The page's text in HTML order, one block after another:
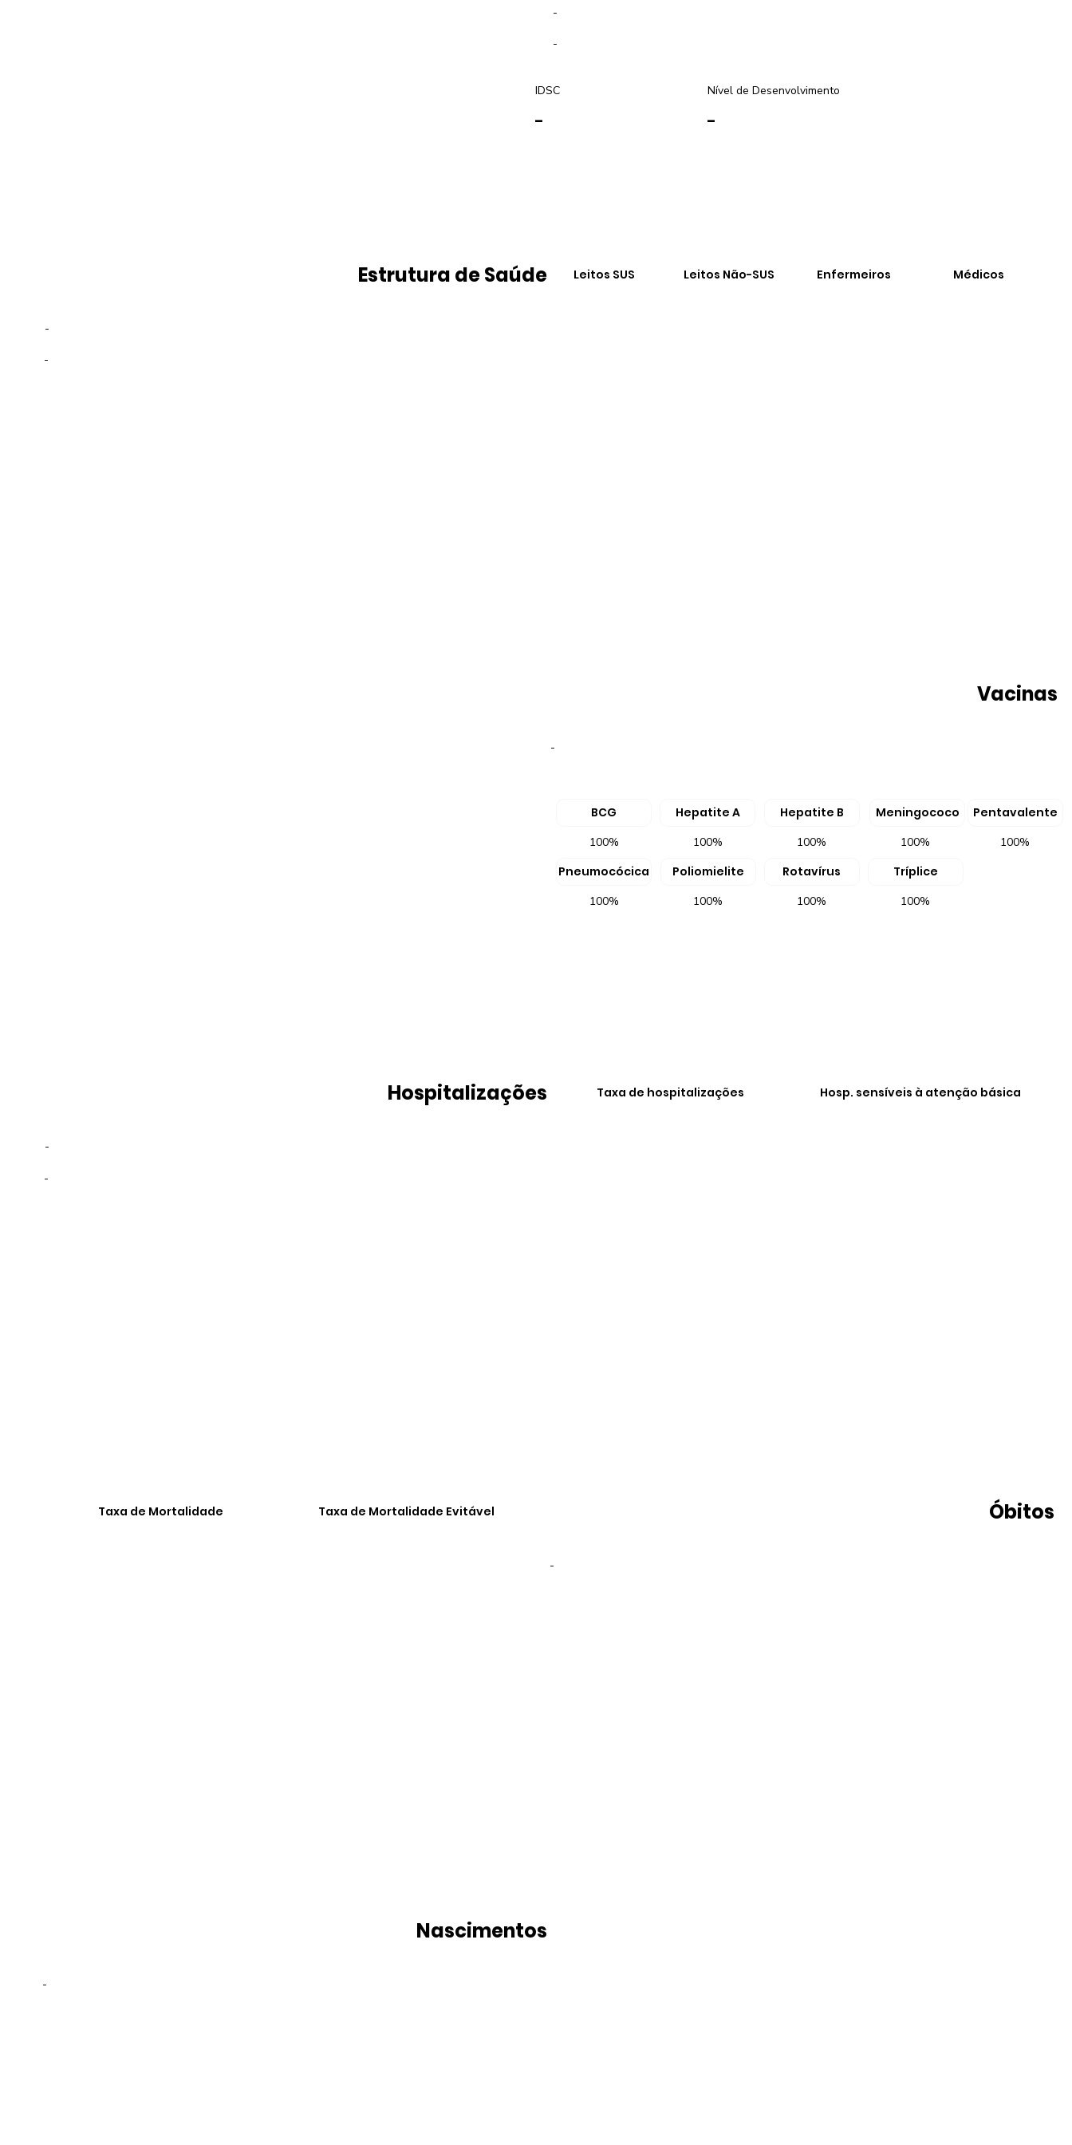
-
-
IDSC Nível de Desenvolvimento
-
-
-
-
Estrutura de Saúde Leitos SUS Leitos Não-SUS Enfermeiros Médicos
Vacinas
-
BCG Hepatite A Hepatite B Meningococo Pentavalente
Pneumocócica Poliomielite Tríplice
Rotavírus
100%
100% 100% 100%
100%
100%
100% 100% 100%
Taxa de hospitalizações Hosp. sensíveis à atenção básica
Taxa de Mortalidade Taxa de Mortalidade Evitável
-
-
Hospitalizações
Óbitos
-
Nascimentos
-